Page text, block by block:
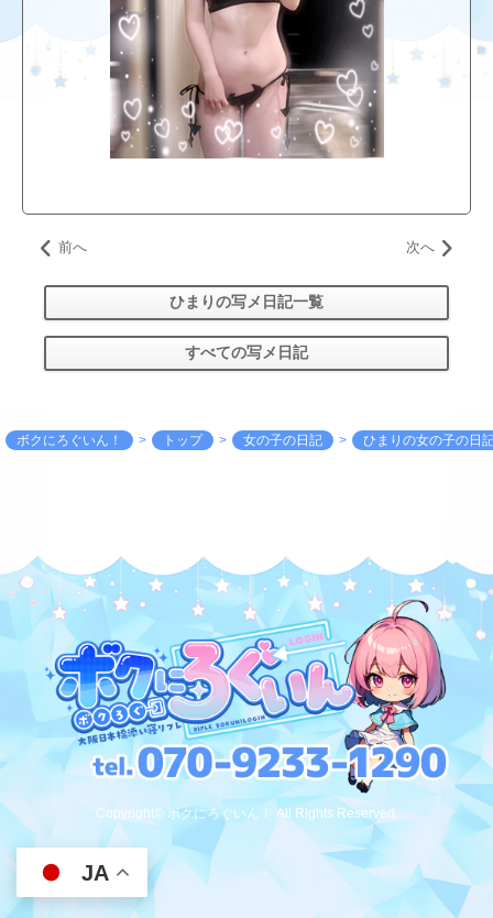
JA
前へ 次へ
ひまりの写メ日記一覧
すべての写メ日記
ボクにろぐいん！ トップ 女の子の日記 ひまりの女の子の日
Copyright© ボクにろぐいん！ All Rights Reserved.